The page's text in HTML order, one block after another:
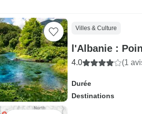
Villes & Culture
l'Albanie :
4.0 (1
Durée
Destinations